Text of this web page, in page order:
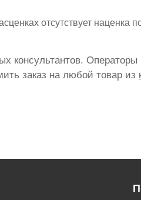
отсутствует наценка
консультантов. Операторы
заказ на любой товар из